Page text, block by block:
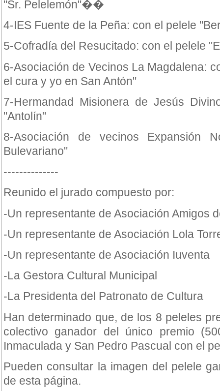
"Sr. Pelelemón"��
4-IES Fuente de la Peña: con el pelele
5-Cofradía del Resucitado: con el pelele
6-Asociación de Vecinos La Magdalena:
el cura y yo en San Antón"
7-Hermandad Misionera de Jesús
"Antolín"
8-Asociación de vecinos Expansión
Bulevariano"
--------------
Reunido el jurado compuesto por:
-Un representante de Asociación Amigos
-Un representante de Asociación Lola
-Un representante de Asociación Iuventa
-La Gestora Cultural Municipal
-La Presidenta del Patronato de Cultura
Han determinado que, de los 8 peleles
colectivo ganador del único premio
Inmaculada y San Pedro Pascual con el
Pueden consultar la imagen del pelele
de esta página.